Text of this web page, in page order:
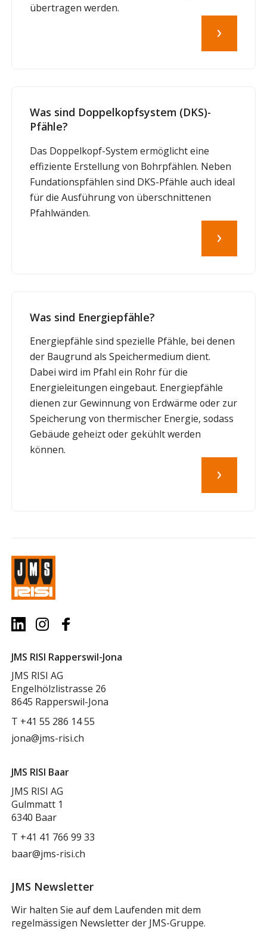
übertragen werden.
Was sind Doppelkopfsystem (DKS)-
Pfähle?
Das Doppelkopf-System ermöglicht eine
effiziente Erstellung von Bohrpfählen. Neben
Fundationspfählen sind DKS-Pfähle auch ideal
für die Ausführung von überschnittenen
Pfahlwänden.
Was sind Energiepfähle?
Energiepfähle sind spezielle Pfähle, bei denen
der Baugrund als Speichermedium dient.
Dabei wird im Pfahl ein Rohr für die
Energieleitungen eingebaut. Energiepfähle
dienen zur Gewinnung von Erdwärme oder zur
Speicherung von thermischer Energie, sodass
Gebäude geheizt oder gekühlt werden
können.
JMS RISI Rapperswil-Jona
JMS RISI AG
Engelhölzlistrasse 26
8645 Rapperswil-Jona
T +41 55 286 14 55
jona@jms-risi.ch
JMS RISI Baar
JMS RISI AG
Gulmmatt 1
6340 Baar
T +41 41 766 99 33
baar@jms-risi.ch
JMS Newsletter
Wir halten Sie auf dem Laufenden mit dem
regelmässigen Newsletter der JMS-Gruppe.